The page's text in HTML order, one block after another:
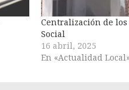
Centralización de
Social
16 abril, 2025
En «Actualidad